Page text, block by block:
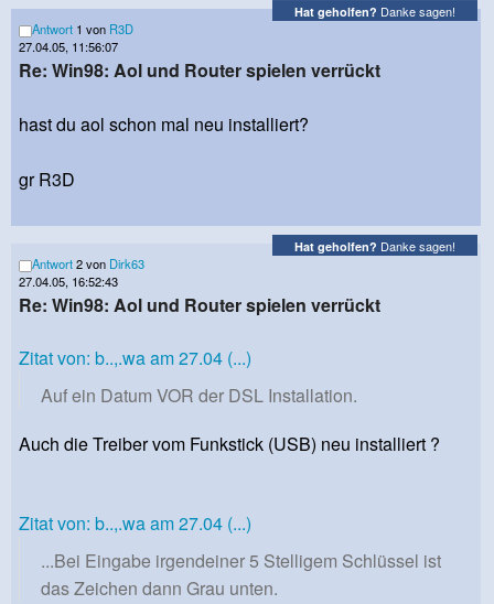
Hat geholfen? Danke sagen!
Antwort 1 von R3D
27.04.05, 11:56:07
Re: Win98: Aol und Router spielen verrückt
hast du aol schon mal neu installiert?
gr R3D
Hat geholfen? Danke sagen!
Antwort2 von Dirk63
27.04.05, 16:52:43
Re: Win98: Aol und Router spielen verrückt
Zitat von: b..,.wa am 27.04 (...)
Auf ein Datum VOR der DSL Installation.
Auch die Treiber vom Funkstick (USB) neu installiert ?
Zitat von: b..,.wa am 27.04 (...)
...Bei Eingabe irgendeiner 5 Stelligem Schlüssel ist
das Zeichen dann Grau unten.